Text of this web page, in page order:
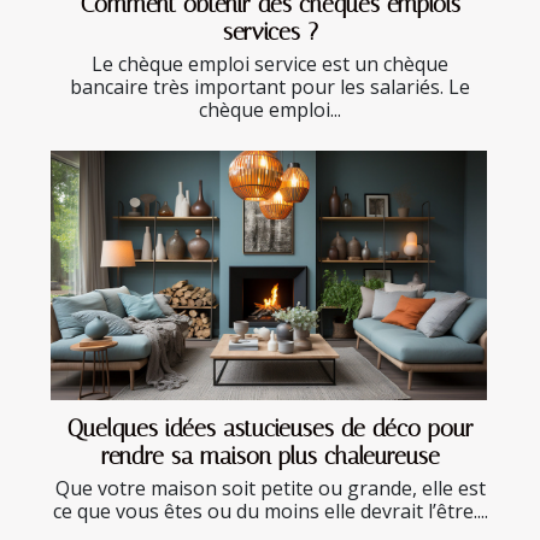
services ?
Le chèque emploi service est un chèque
bancaire très important pour les salariés. Le
chèque emploi...
Quelques idées astucieuses de déco pour
rendre sa maison plus chaleureuse
Que votre maison soit petite ou grande, elle est
ce que vous êtes ou du moins elle devrait l’être....